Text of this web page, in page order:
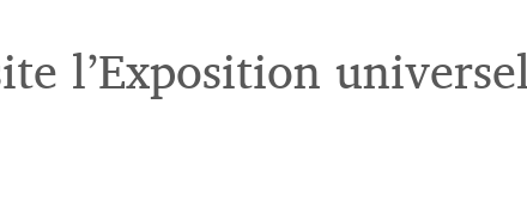
l’Exposition